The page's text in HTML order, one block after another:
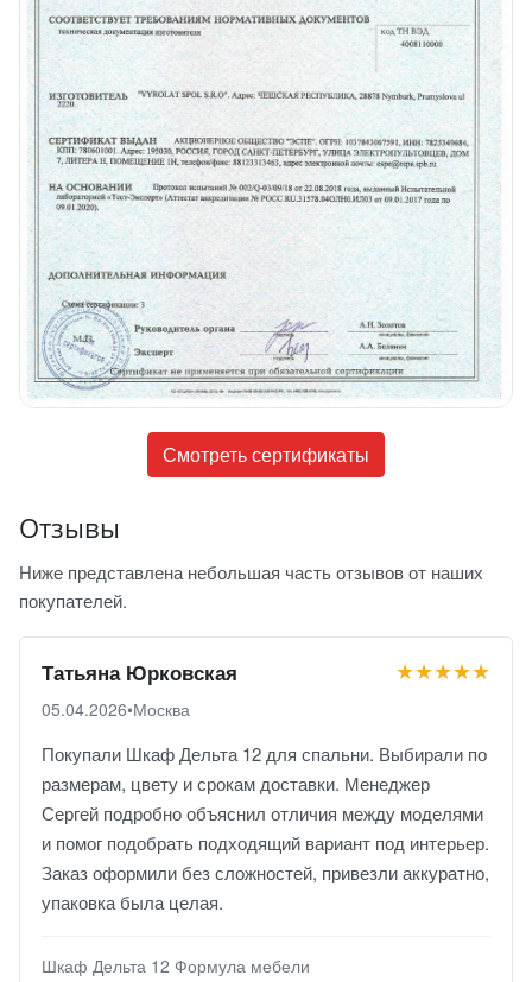
Смотреть сертификаты
Отзывы
Ниже представлена небольшая часть отзывов от наших
покупателей.
Татьяна Юрковская ★★★★★
05.04.2026•Москва
Покупали Шкаф Дельта 12 для спальни. Выбирали по
размерам, цвету и срокам доставки. Менеджер
Сергей подробно объяснил отличия между моделями
и помог подобрать подходящий вариант под интерьер.
Заказ оформили без сложностей, привезли аккуратно,
упаковка была целая.
Шкаф Дельта 12 Формула мебели